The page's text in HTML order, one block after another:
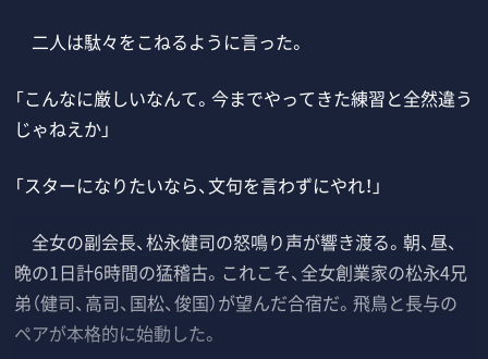
二人は駄々をこねるように言った。
「こんなに厳しいなんて。今までやってきた練習と全然違う
じゃねえか」
「スターになりたいなら、文句を言わずにやれ！」
全女の副会長、松永健司の怒鳴り声が響き渡る。朝、昼、
晩の1日計6時間の猛稽古。これこそ、全女創業家の松永4兄
弟（健司、高司、国松、俊国）が望んだ合宿だ。飛鳥と長与の
ペアが本格的に始動した。